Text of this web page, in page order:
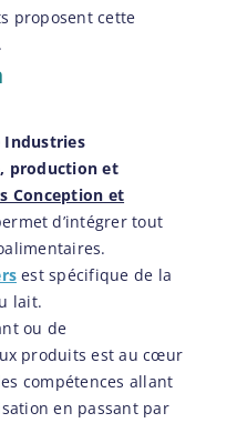
proposent cette
Industries
production et
Conception et
d’intégrer tout
est spécifique de la
lait.
ou de
produits est au cœur
compétences allant
en passant par